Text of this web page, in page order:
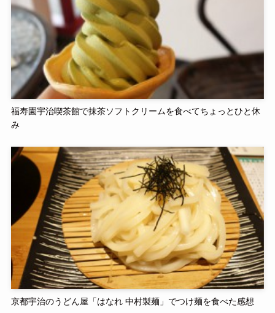
福寿園宇治喫茶館で抹茶ソフトクリームを食べてちょっとひと休
み
京都宇治のうどん屋「はなれ 中村製麺」でつけ麺を食べた感想